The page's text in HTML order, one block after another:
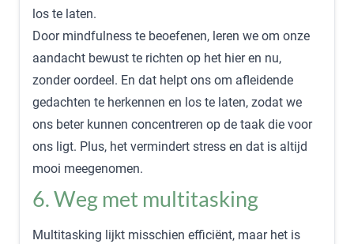
los te laten.
Door mindfulness te beoefenen, leren we om onze
aandacht bewust te richten op het hier en nu,
zonder oordeel. En dat helpt ons om afleidende
gedachten te herkennen en los te laten, zodat we
ons beter kunnen concentreren op de taak die voor
ons ligt. Plus, het vermindert stress en dat is altijd
mooi meegenomen.
6. Weg met multitasking
Multitasking lijkt misschien efficiënt, maar het is